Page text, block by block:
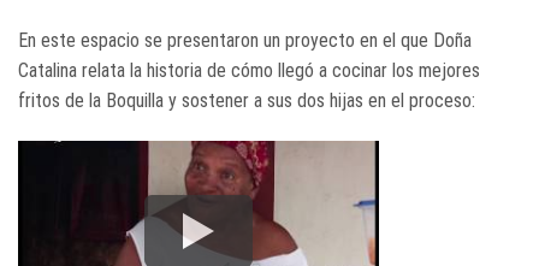
En este espacio se presentaron un proyecto en el que Doña
Catalina relata la historia de cómo llegó a cocinar los mejores
fritos de la Boquilla y sostener a sus dos hijas en el proceso: